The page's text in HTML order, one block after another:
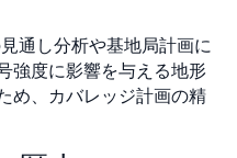
通し分析や基地局計画に
強度に影響を与える地形
め、カバレッジ計画の精